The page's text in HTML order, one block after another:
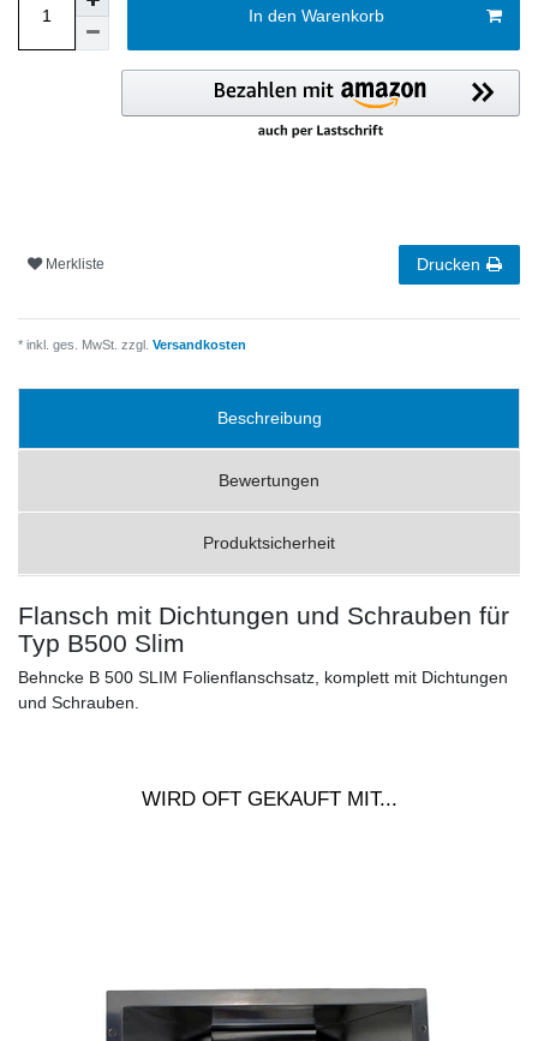
In den Warenkorb
Merkliste Drucken
* inkl. ges. MwSt. zzgl. Versandkosten
Beschreibung
Bewertungen
Produktsicherheit
Flansch mit Dichtungen und Schrauben für
Typ B500 Slim
Behncke B 500 SLIM Folienflanschsatz, komplett mit Dichtungen
und Schrauben.
WIRD OFT GEKAUFT MIT...